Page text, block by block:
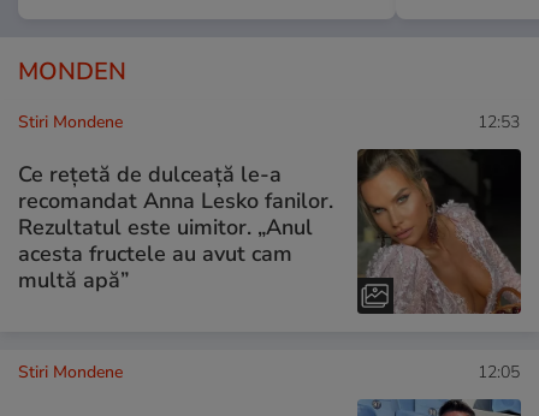
MONDEN
Stiri Mondene 12:53
Ce rețetă de dulceață le-a
recomandat Anna Lesko fanilor.
Rezultatul este uimitor. „Anul
acesta fructele au avut cam
multă apă”
Stiri Mondene 12:05